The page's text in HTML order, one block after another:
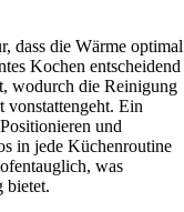
dass die Wärme optimal
Kochen entscheidend
wodurch die Reinigung
vonstattengeht. Ein
und
in jede Küchenroutine
was
bietet.